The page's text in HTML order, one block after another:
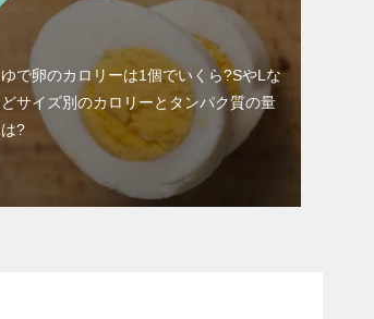
ゆで卵のカロリーは1個でいくら?SやLな
どサイズ別のカロリーとタンパク質の量
は?